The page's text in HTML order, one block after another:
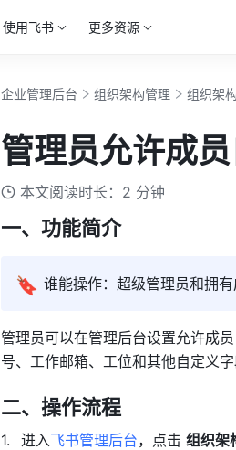
使用飞书 更多资源
企业管理后台 组织架构管理 组织架
管理员允许成
本文阅读时长：2 分钟
一、功能简介
🔖 谁能操作：超级管理员和拥
管理员可以在管理后台设置允许成
号、工作邮箱、工位和其他自定义字
二、操作流程
进入飞书管理后台，点击 组织架